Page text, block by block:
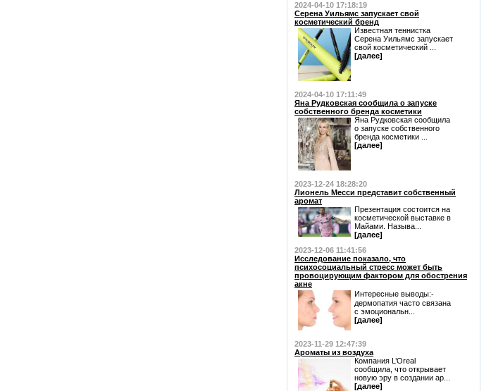
2024-04-10 17:18:19
Серена Уильямс запускает свой
косметический бренд
Известная теннистка
Серена Уильямс запускает
свой косметический ...
[далее]
2024-04-10 17:11:49
Яна Рудковская сообщила о запуске
собственного бренда косметики
Яна Рудковская сообщила
о запуске собственного
бренда косметики ...
[далее]
2023-12-24 18:28:20
Лионель Месси представит собственный
аромат
Презентация состоится на
косметической выставке в
Майами. Называ...
[далее]
2023-12-06 11:41:56
Исследование показало, что
психосоциальный стресс может быть
провоцирующим фактором для обострения
акне
Интересные выводы:⁃
дермопатия часто связана
с эмоциональн...
[далее]
2023-11-29 12:47:39
Ароматы из воздуха
Компания L’Oreal
сообщила, что открывает
новую эру в создании ар...
[далее]